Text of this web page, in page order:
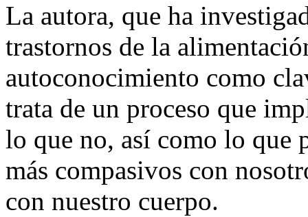
La autora, que ha
trastornos de la
autoconocimiento como
trata de un proceso que
lo que no, así como lo que
más compasivos con
con nuestro cuerpo.